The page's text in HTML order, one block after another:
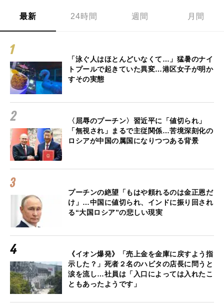
最新 24時間 週間 月間
「泳ぐ人はほとんどいなくて…」猛暑のナイ
トプールで起きていた異変…港区女子が明か
すその実態
〈屈辱のプーチン〉習近平に「値切られ」
「無視され」まるで主従関係…苦境深刻化の
ロシアが中国の属国になりつつある背景
プーチンの絶望「もはや頼れるのは金正恩だ
け」…中国に値切られ、インドに振り回され
る“大国ロシア”の悲しい現実
《イオン爆発》「売上金を金庫に戻すよう指
示した？」死者２名のハビタの店長に問うと
涙を流し…社員は「入口によっては入れたこ
ともあったようです」